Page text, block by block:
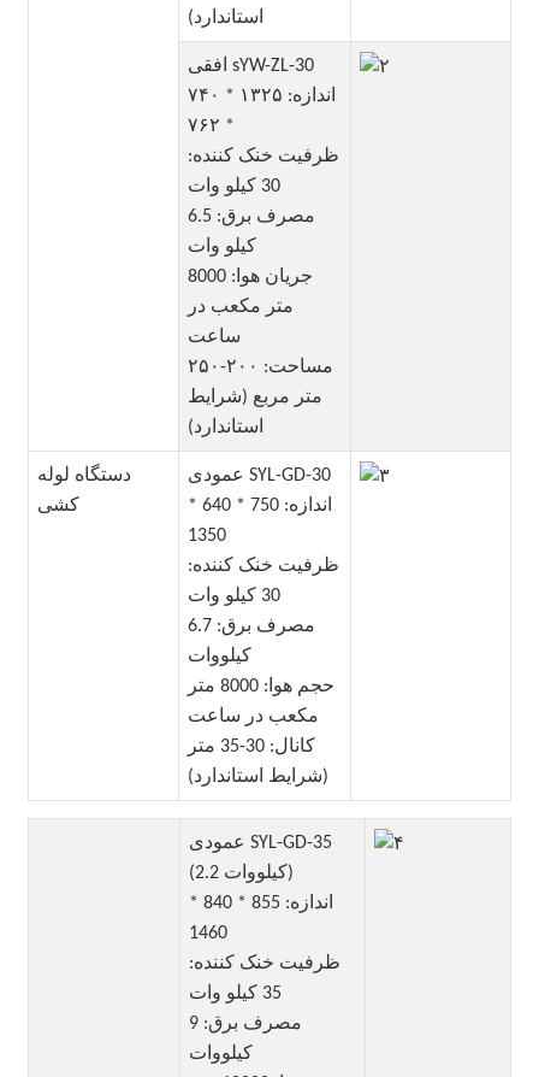
استاندارد)
افقی sYW-ZL-30
اندازه: ۱۳۲۵ * ۷۴۰
* ۷۶۲
ظرفیت خنک کننده:
30 کیلو وات
مصرف برق: 6.5
کیلو وات
جریان هوا: 8000
متر مکعب در
ساعت
مساحت: ۲۰۰-۲۵۰
متر مربع (شرایط
استاندارد)
دستگاه لوله
کشی
عمودی SYL-GD-30
اندازه: 750 * 640 *
1350
ظرفیت خنک کننده:
30 کیلو وات
مصرف برق: 6.7
کیلووات
حجم هوا: 8000 متر
مکعب در ساعت
کانال: 30-35 متر
(شرایط استاندارد)
عمودی SYL-GD-35
(2.2 کیلووات)
اندازه: 855 * 840 *
1460
ظرفیت خنک کننده:
35 کیلو وات
مصرف برق: 9
کیلووات